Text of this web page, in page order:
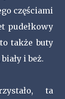
częściami
pudełkowy
także buty
i beż.
ta